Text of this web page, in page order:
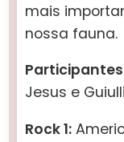
mais
nossa fauna.
Jesus e
Rock 1: